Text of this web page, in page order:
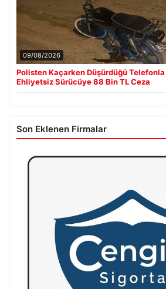
09/08/2026
Polisten Kaçarken Düşürdüğü Telefonla
Ehliyetsiz Sürücüye 88 Bin TL Ceza
Son Eklenen Firmalar